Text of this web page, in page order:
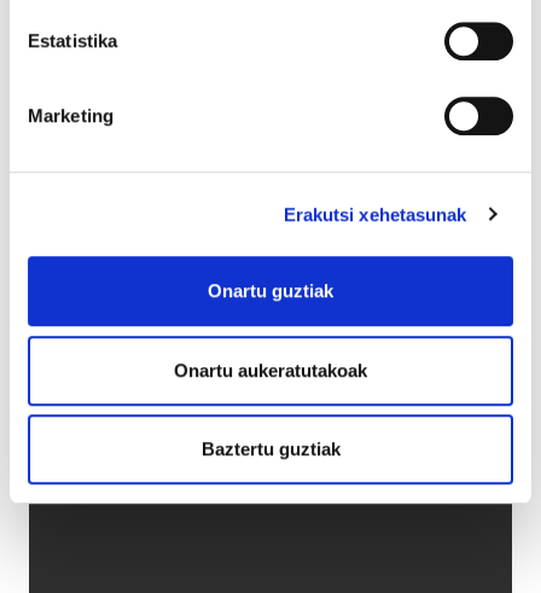
Estatistika
Marketing
Erakutsi xehetasunak
Onartu guztiak
Onartu aukeratutakoak
Baztertu guztiak